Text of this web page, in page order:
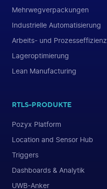
Mehrwegverpackungen
Industrielle Automatisierung
Arbeits- und Prozesseffizienz
Lageroptimierung
Lean Manufacturing
RTLS-PRODUKTE
Pozyx Platform
Location and Sensor Hub
Triggers
Dashboards & Analytik
UWB-Anker